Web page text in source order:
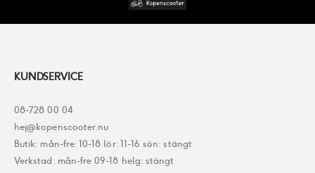
KUNDSERVICE
08-728 00 04
hej@kopenscooter.nu
Butik: mån-fre: 10-18 lör: 11-16 sön: stängt
Verkstad: mån-fre 09-18 helg: stängt